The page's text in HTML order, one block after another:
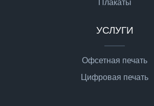
Плакаты
УСЛУГИ
Офсетная печать
Цифровая печать